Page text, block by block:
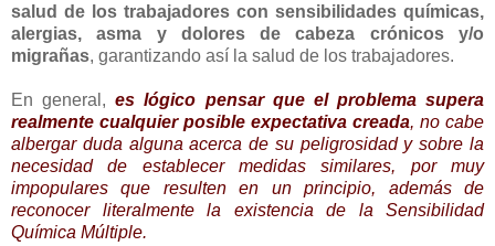
salud de los trabajadores con sensibilidades químicas,
alergias, asma y dolores de cabeza crónicos y/o
migrañas, garantizando así la salud de los trabajadores.
En general, es lógico pensar que el problema supera
realmente cualquier posible expectativa creada, no cabe
albergar duda alguna acerca de su peligrosidad y sobre la
necesidad de establecer medidas similares, por muy
impopulares que resulten en un principio, además de
reconocer literalmente la existencia de la Sensibilidad
Química Múltiple.